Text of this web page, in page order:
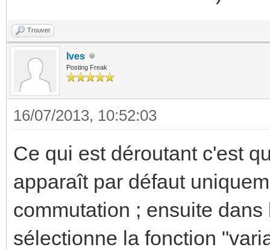
Trouver
Ives
Posting Freak
16/07/2013, 10:52:03
Ce qui est déroutant c'est
apparaît par défaut
commutation ; ensuite
sélectionne la fonction